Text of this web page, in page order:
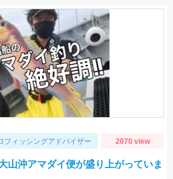
フィッシングアドバイザー 2070 view
山沖アマダイ便が盛り上がっていま